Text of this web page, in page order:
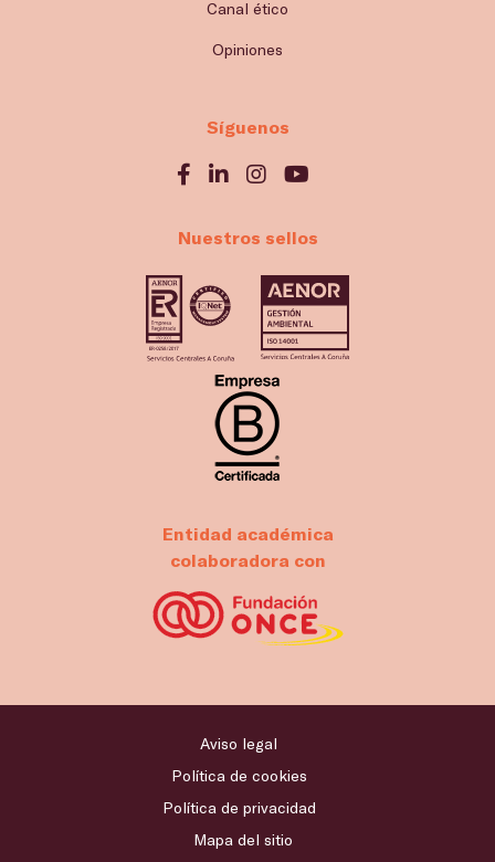
Canal ético
Opiniones
Síguenos
Nuestros sellos
Entidad académica
colaboradora con
Aviso legal
Política de cookies
Política de privacidad
Mapa del sitio